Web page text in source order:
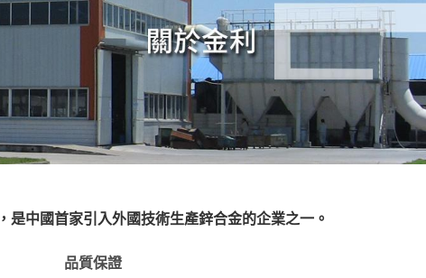
中國首家引入外國技術生產鋅合金的企業之一。
品質保證